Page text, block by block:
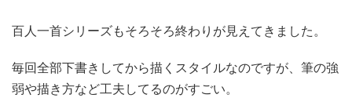
百人一首シリーズもそろそろ終わりが見えてきました。
毎回全部下書きしてから描くスタイルなのですが、筆の強
弱や描き方など工夫してるのがすごい。